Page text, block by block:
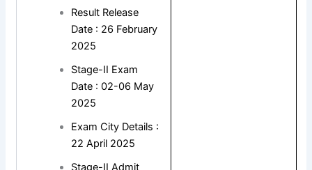
Result Release
Date : 26 February
2025
Stage-II Exam
Date : 02-06 May
2025
Exam City Details :
22 April 2025